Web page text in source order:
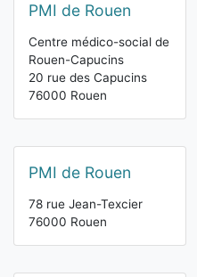
PMI de Rouen
Centre médico-social de
Rouen-Capucins
20 rue des Capucins
76000 Rouen
PMI de Rouen
78 rue Jean-Texcier
76000 Rouen